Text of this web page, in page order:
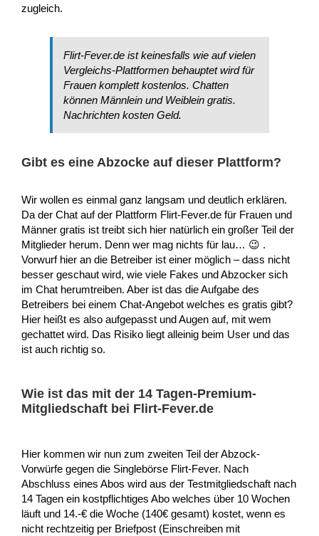
zugleich.
Flirt-Fever.de ist keinesfalls wie auf vielen
Vergleichs-Plattformen behauptet wird für
Frauen komplett kostenlos. Chatten
können Männlein und Weiblein gratis.
Nachrichten kosten Geld.
Gibt es eine Abzocke auf dieser Plattform?
Wir wollen es einmal ganz langsam und deutlich erklären.
Da der Chat auf der Plattform Flirt-Fever.de für Frauen und
Männer gratis ist treibt sich hier natürlich ein großer Teil der
Mitglieder herum. Denn wer mag nichts für lau… 😉 .
Vorwurf hier an die Betreiber ist einer möglich – dass nicht
besser geschaut wird, wie viele Fakes und Abzocker sich
im Chat herumtreiben. Aber ist das die Aufgabe des
Betreibers bei einem Chat-Angebot welches es gratis gibt?
Hier heißt es also aufgepasst und Augen auf, mit wem
gechattet wird. Das Risiko liegt alleinig beim User und das
ist auch richtig so.
Wie ist das mit der 14 Tagen-Premium-
Mitgliedschaft bei Flirt-Fever.de
Hier kommen wir nun zum zweiten Teil der Abzock-
Vorwürfe gegen die Singlebörse Flirt-Fever. Nach
Abschluss eines Abos wird aus der Testmitgliedschaft nach
14 Tagen ein kostpflichtiges Abo welches über 10 Wochen
läuft und 14.-€ die Woche (140€ gesamt) kostet, wenn es
nicht rechtzeitig per Briefpost (Einschreiben mit